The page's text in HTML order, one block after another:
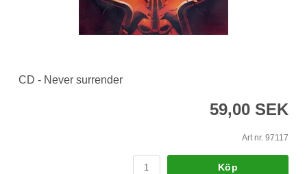
CD - Never surrender
59,00 SEK
Art nr. 97117
Köp